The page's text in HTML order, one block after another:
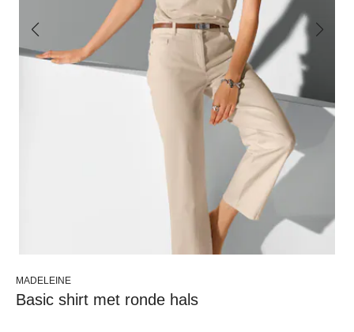
MADELEINE
Basic shirt met ronde hals